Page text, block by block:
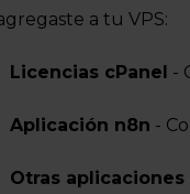
a tu VPS:
Licencias cPanel -
Aplicación n8n -
Otras aplicaciones